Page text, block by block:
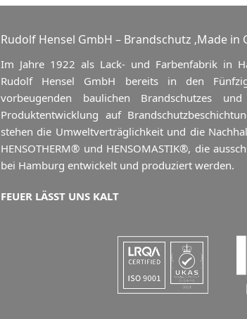
Rudolf Hensel GmbH – Brandschutz ‚Made in
Im Jahre 1922 als Lack- und Farbenfabrik in
Rudolf Hensel GmbH bereits in den
vorbeugenden baulichen Brandschutzes
Produktentwicklung auf
stehen die Umweltverträglichkeit und die
HENSOTHERM® und HENSOMASTIK®, die
bei Hamburg entwickelt und produziert werden.
FEUER LÄSST UNS KALT